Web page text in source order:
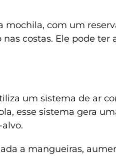
mochila, com um
costas. Ele pode ter
um sistema de ar
esse sistema gera
a mangueiras,